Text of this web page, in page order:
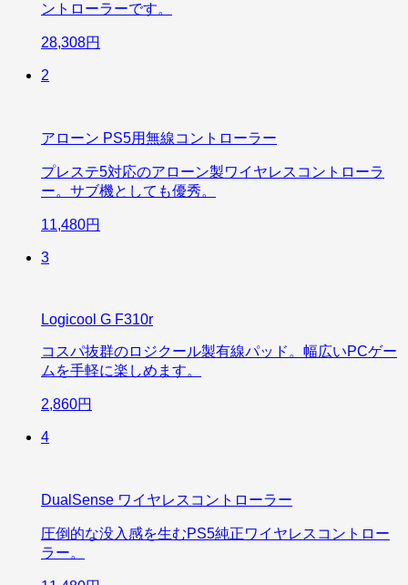
ントローラーです。
28,308円
2
アローン PS5用無線コントローラー
プレステ5対応のアローン製ワイヤレスコントローラ
ー。サブ機としても優秀。
11,480円
3
Logicool G F310r
コスパ抜群のロジクール製有線パッド。幅広いPCゲー
ムを手軽に楽しめます。
2,860円
4
DualSense ワイヤレスコントローラー
圧倒的な没入感を生むPS5純正ワイヤレスコントロー
ラー。